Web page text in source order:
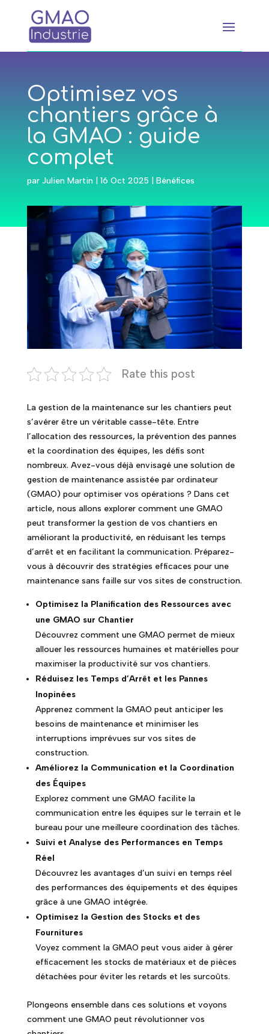
Optimisez vos
chantiers grâce à
la GMAO : guide
complet
par Julien Martin| 16 Oct 2025 Bénéfices
Rate this post
La gestion de la maintenance sur les chantiers peut
s’avérer être un véritable casse-tête. Entre
l’allocation des ressources, la prévention des pannes
et la coordination des équipes, les défis sont
nombreux. Avez-vous déjà envisagé une solution de
gestion de maintenance assistée par ordinateur
(GMAO) pour optimiser vos opérations ? Dans cet
article, nous allons explorer comment une GMAO
peut transformer la gestion de vos chantiers en
améliorant la productivité, en réduisant les temps
d’arrêt et en facilitant la communication. Préparez-
vous à découvrir des stratégies efficaces pour une
maintenance sans faille sur vos sites de construction.
Optimisez la Planification des Ressources avec
une GMAO sur Chantier
Découvrez comment une GMAO permet de mieux
allouer les ressources humaines et matérielles pour
maximiser la productivité sur vos chantiers.
Réduisez les Temps d’Arrêt et les Pannes
Inopinées
Apprenez comment la GMAO peut anticiper les
besoins de maintenance et minimiser les
interruptions imprévues sur vos sites de
construction.
Améliorez la Communication et la Coordination
des Équipes
Explorez comment une GMAO facilite la
communication entre les équipes sur le terrain et le
bureau pour une meilleure coordination des tâches.
Suivi et Analyse des Performances en Temps
Réel
Découvrez les avantages d’un suivi en temps réel
des performances des équipements et des équipes
grâce à une GMAO intégrée.
Optimisez la Gestion des Stocks et des
Fournitures
Voyez comment la GMAO peut vous aider à gérer
efficacement les stocks de matériaux et de pièces
détachées pour éviter les retards et les surcoûts.
Plongeons ensemble dans ces solutions et voyons
comment une GMAO peut révolutionner vos